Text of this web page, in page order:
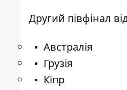
Другий півфінал
Австралія
Грузія
Кіпр